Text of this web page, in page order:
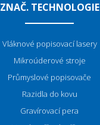
ZNAČ. TECHNOLOGIE
Vláknové popisovací lasery
Mikroúderové stroje
Průmyslové popisovače
Razidla do kovu
Gravírovací pera